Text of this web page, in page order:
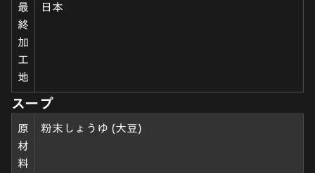
最
終
加
工
地
日本
スープ
原
材
料
粉末しょうゆ (大豆)